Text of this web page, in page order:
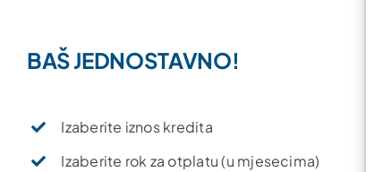
BAŠ JEDNOSTAVNO!
Izaberite iznos kredita
Izaberite rok za otplatu (u mjesecima)